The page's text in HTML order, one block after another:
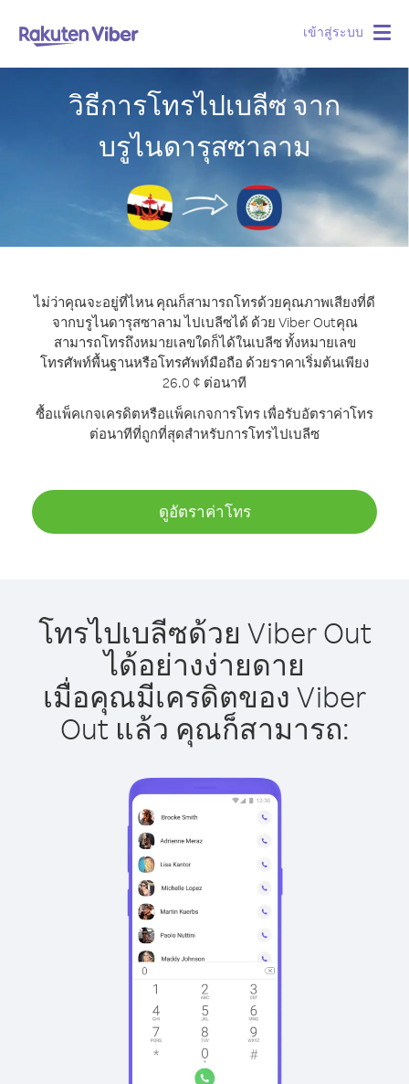
เข้าสู่ระบบ
วิธีการโทรไปเบลีซ จาก
บรูไนดารุสซาลาม
ไม่ว่าคุณจะอยู่ที่ไหน คุณก็สามารถโทรด้วยคุณภาพเสียงที่ดี
จากบรูไนดารุสซาลาม ไปเบลีซได้ ด้วย Viber Outคุณ
สามารถโทรถึงหมายเลขใดก็ได้ในเบลีซ ทั้งหมายเลข
โทรศัพท์พื้นฐานหรือโทรศัพท์มือถือ ด้วยราคาเริ่มต้นเพียง
26.0 ¢ ต่อนาที
ซื้อแพ็คเกจเครดิตหรือแพ็คเกจการโทร เพื่อรับอัตราค่าโทร
ต่อนาทีที่ถูกที่สุดสำหรับการโทรไปเบลีซ
ดูอัตราค่าโทร
โทรไปเบลีซด้วย Viber Out
ได้อย่างง่ายดาย
เมื่อคุณมีเครดิตของ Viber
Out แล้ว คุณก็สามารถ: